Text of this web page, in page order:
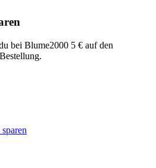
bei Blume2000 5 € auf den